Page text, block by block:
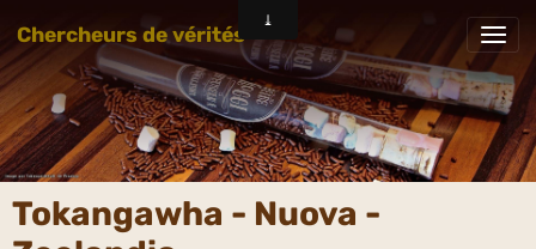
Chercheurs de vérités
Tokangawha - Nuova -